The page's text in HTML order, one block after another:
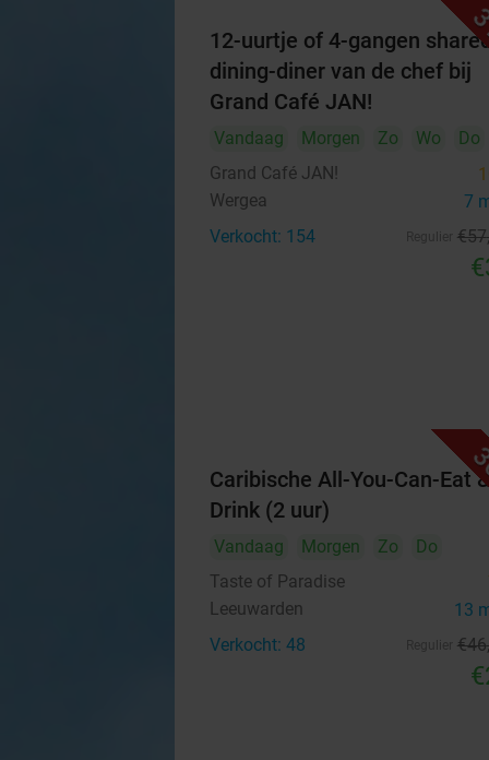
12-uurtje of 4-gangen
dining-diner van de chef bij
Grand Café JAN!
Vandaag Morgen Zo Wo
Do
Grand Café JAN!
Wergea 7
Verkocht: 154 €57
Caribische All-You-Can-Eat
Drink (2 uur)
Vandaag Morgen Zo
Do
Taste of Paradise
Leeuwarden 13
Verkocht: 48 €46